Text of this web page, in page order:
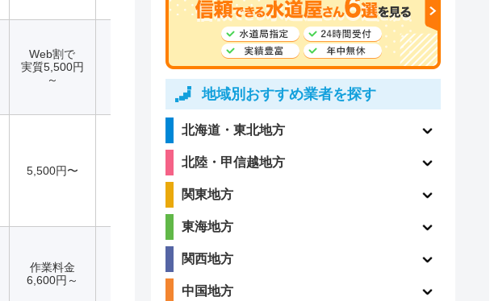
Web割で
実質5,500円
～
4.1
5,500円〜
4.2
（22件）
作業料金
6,600円～
地域別おすすめ業者を探す
北海道・東北地方
北陸・甲信越地方
関東地方
東海地方
関西地方
中国地方